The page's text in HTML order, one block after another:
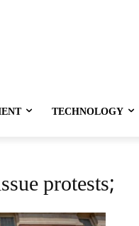
TECHNOLOGY
protests;